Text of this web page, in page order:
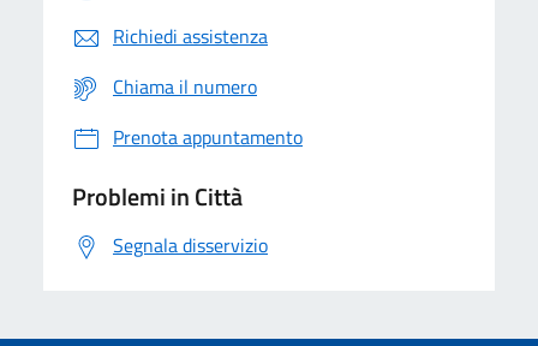
Richiedi assistenza
Chiama il numero
Prenota appuntamento
Problemi in Città
Segnala disservizio